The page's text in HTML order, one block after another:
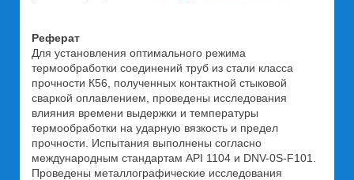
Реферат
Для установления оптимального режима
термообработки соединений труб из стали класса
прочности К56, полученных контактной стыковой
сваркой оплавлением, проведены исследования
влияния времени выдержки и температуры
термообработки на ударную вязкость и предел
прочности. Испытания выполнены согласно
международным стандартам API 1104 и DNV-0S-F101.
Проведены металлографические исследования